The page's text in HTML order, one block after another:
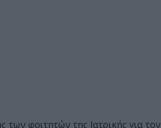
φοιτητών της Ιατρικής για τον